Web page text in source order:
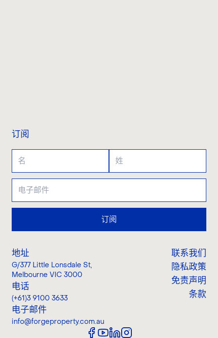
订阅
订阅
地址
G/377 Little Lonsdale St,
Melbourne VIC 3000
电话
(+61)3 9100 3633
电子邮件
info@forgeproperty.com.au
联系我们
隐私政策
免责声明
条款